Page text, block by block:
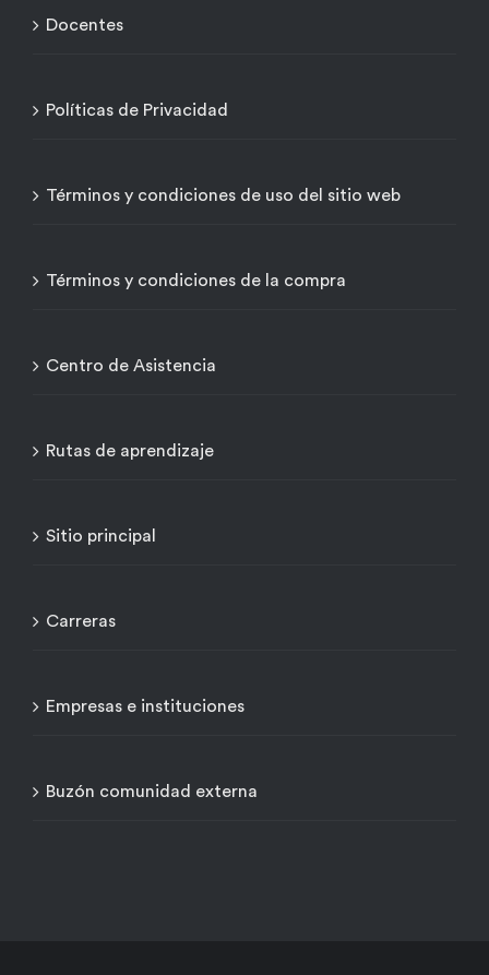
Docentes
Políticas de Privacidad
Términos y condiciones de uso del sitio web
Términos y condiciones de la compra
Centro de Asistencia
Rutas de aprendizaje
Sitio principal
Carreras
Empresas e instituciones
Buzón comunidad externa